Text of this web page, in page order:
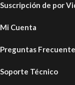
Suscripción de por
Mi Cuenta
Preguntas
Soporte Técnico